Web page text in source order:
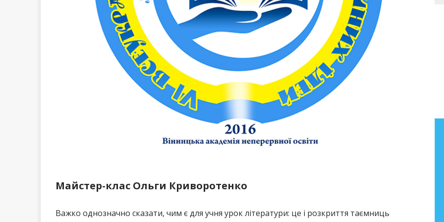
Майстер-клас Ольги Криворотенко
Важко однозначно сказати, чим є для учня урок літератури: це і розкриття таємниць
Бібліографічний покажчик
Інституту педагогіки НАПН України